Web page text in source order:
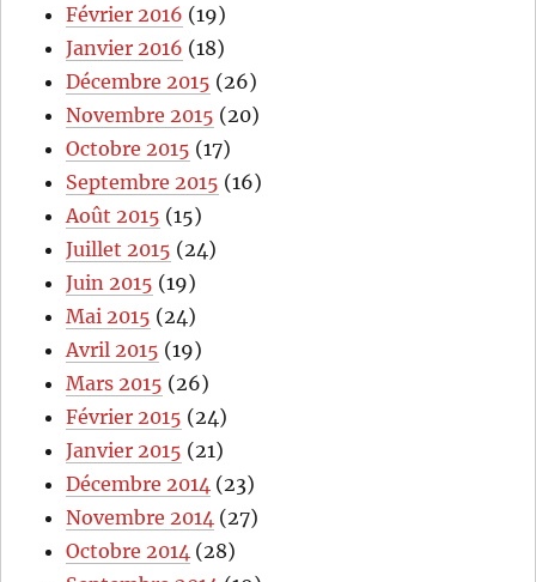
Février 2016 (19)
Janvier 2016 (18)
Décembre 2015 (26)
Novembre 2015 (20)
Octobre 2015 (17)
Septembre 2015 (16)
Août 2015 (15)
Juillet 2015 (24)
Juin 2015 (19)
Mai 2015 (24)
Avril 2015 (19)
Mars 2015 (26)
Février 2015 (24)
Janvier 2015 (21)
Décembre 2014 (23)
Novembre 2014 (27)
Octobre 2014 (28)